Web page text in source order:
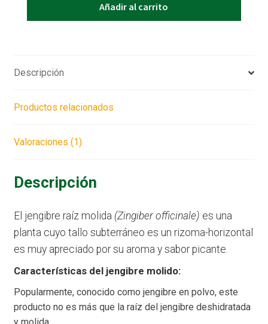
Añadir al carrito
Descripción
Productos relacionados
Valoraciones (1)
Descripción
El jengibre raíz molida (Zingiber officinale) es una
planta cuyo tallo subterráneo es un rizoma-horizontal
es muy apreciado por su aroma y sabor picante.
Características del jengibre molido:
Popularmente, conocido como jengibre en polvo, este
producto no es más que la raíz del jengibre deshidratada